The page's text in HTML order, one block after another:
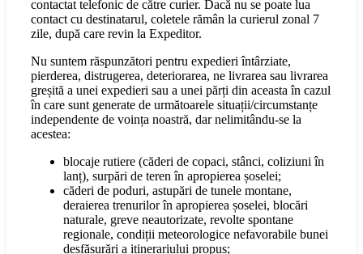
contactat telefonic de către curier. Dacă nu se poate lua
contact cu destinatarul, coletele rămân la curierul zonal 7
zile, după care revin la Expeditor.
Nu suntem răspunzători pentru expedieri întârziate,
pierderea, distrugerea, deteriorarea, ne livrarea sau livrarea
greșită a unei expedieri sau a unei părți din aceasta în cazul
în care sunt generate de următoarele situații/circumstanțe
independente de voința noastră, dar nelimitându-se la
acestea:
blocaje rutiere (căderi de copaci, stânci, coliziuni în
lanț), surpări de teren în apropierea șoselei;
căderi de poduri, astupări de tunele montane,
deraierea trenurilor în apropierea șoselei, blocări
naturale, greve neautorizate, revolte spontane
regionale, condiții meteorologice nefavorabile bunei
desfășurări a itinerariului propus;